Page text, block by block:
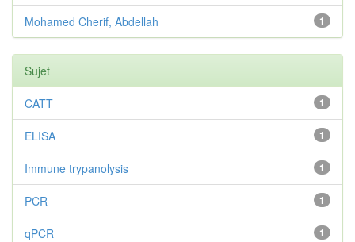
1
Mohamed Cherif, Abdellah
Sujet
1
CATT
1
ELISA
1
Immune trypanolysis
1
PCR
1
qPCR